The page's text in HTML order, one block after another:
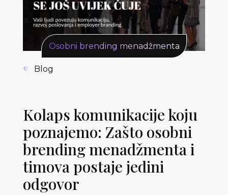
Osobni brending menadžmenta
Blog
Kolaps komunikacije koju
poznajemo: Zašto osobni
brending menadžmenta i
timova postaje jedini
odgovor